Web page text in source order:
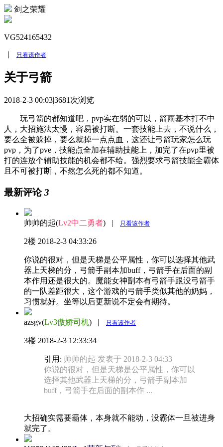
剑之荣耀
VG524165432
|
只看该作者
关于弓箭
2018-2-3 00:03|3681次浏览
玩弓箭的都知道吧，pvp实在弱的可以，箭雨基本打不中
人，大招施法太慢，容易被打断。一套技能上去，不说什么，
要么全被躲掉，要么就掉一点点血，这还让弓箭玩家怎么玩
pvp，为了pve，技能点全加在辅助技能上，加完了在pvp里被
打的连放个辅助技能的机会都不给。强烈要求弓箭技能全霸体
且不可被打断，不然怎么死的都不知道。
最新评论3
帅帅的起(Lv2中二勇者) | 只看该作者
2楼 2018-2-3 04:33:26
你说的很对，但是天梯是公平属性，你可以选择其他武
器上天梯的分，弓箭手副本加buff，弓箭手在后面的副
本作用还是很大的。魔能女神副本有弓箭手跟没弓箭手
的一队差距很大，这个游戏的弓箭手类似其他的奶妈，
习惯就好。坐等以后更新说不定会有期待。
azsgv(Lv3傲娇司机) | 只看该作者
3楼 2018-2-3 12:33:34
引用: 帅帅的起 发表于 2018-2-3 04:33
你说的很对，但是天梯是公平属性，你可以
选择其他武器上天梯的分，弓箭手副本加
buff，弓箭手在后面的副本作 ...
大招确实需要霸体，本身就不能动，没霸体一旦被进身
就完了。